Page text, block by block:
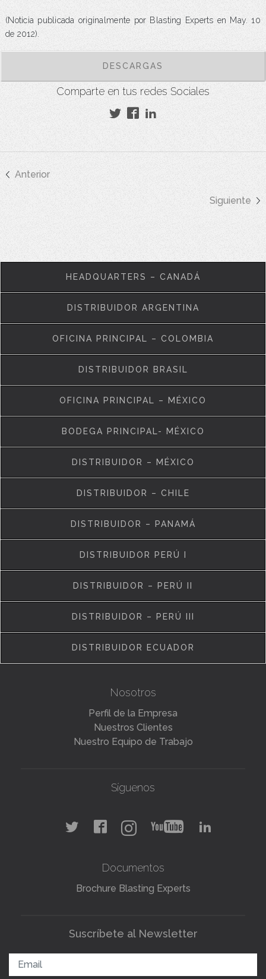
(Noticia publicada originalmente por Blasting Experts en May. 10
de 2012).
DESCARGAS
Comparte en tus redes Sociales
Anterior
Siguiente
HEADQUARTERS – CANADÁ
DISTRIBUIDOR ARGENTINA
OFICINA PRINCIPAL – COLOMBIA
DISTRIBUIDOR BRASIL
OFICINA PRINCIPAL – MÉXICO
BODEGA PRINCIPAL- MÉXICO
DISTRIBUIDOR – MÉXICO
DISTRIBUIDOR – CHILE
DISTRIBUIDOR – PANAMÁ
DISTRIBUIDOR PERÚ I
DISTRIBUIDOR – PERÚ II
DISTRIBUIDOR – PERÚ III
DISTRIBUIDOR ECUADOR
Nosotros
Perfil de la Empresa
Nuestros Clientes
Nuestro Equipo de Trabajo
Síguenos
Documentos
Brochure Blasting Experts
Suscríbete al Newsletter